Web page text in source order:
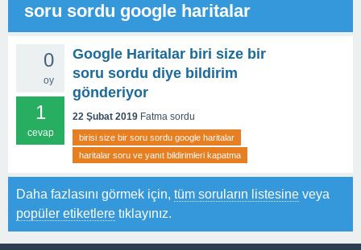
soru sordu google haritalar
0
oy
1
cevap
Google Haritalar biri size bir
soru sordu diye bildirim
gönderiyor
22 Şubat 2019 Fatma sordu
birisi size bir soru sordu google haritalar
haritalar soru ve yanıt bildirimleri kapatma
Daha fazlasını görmek için, tüm soruların listesine veya
popüler etiketlere tıklayınız.